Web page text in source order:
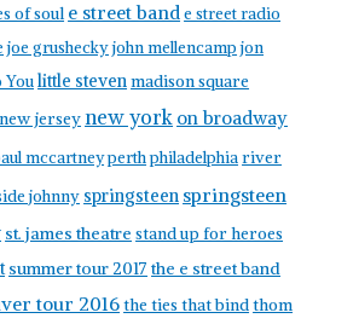
of soul e street bande street radio
joe grusheckyjohn mellencamp jon
Youlittle stevenmadison square
new jerseynew york on broadway
mccartneyperthphiladelphiariver
johnny springsteen springsteen
st. james theatre stand up for heroes
summer tour 2017 the e street band
tour 2016the ties that bindthom